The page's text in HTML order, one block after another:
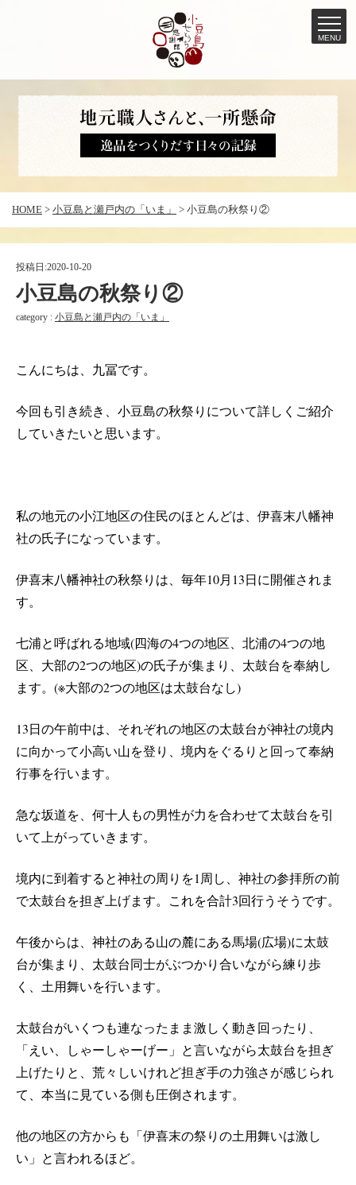
へ
MENU
HOME > 小豆島と瀬戸内の「いま」 > 小豆島の秋祭り②
投稿日:2020-10-20
小豆島の秋祭り②
category : 小豆島と瀬戸内の「いま」
こんにちは、九冨です。
今回も引き続き、小豆島の秋祭りについて詳しくご紹介
していきたいと思います。
私の地元の小江地区の住民のほとんどは、伊喜末八幡神
社の氏子になっています。
伊喜末八幡神社の秋祭りは、毎年10月 13日に開催されま
す。
七浦と呼ばれる地域(四海の4つの地区、北浦の4つの地
区、大部の2つの地区)の氏子が集まり、太鼓台を奉納し
ます。 (※大部の2つの地区は太鼓台なし)
13日の午前中は、それぞれの地区の太鼓台が神社の境内
に向かって小高い山を登り、境内をぐるりと回って奉納
行事を行います。
急な坂道を、何十人もの男性が力を合わせて太鼓台を引
いて上がっていきます。
境内に到着すると神社の周りを1 周し、神社の参拝所の前
で太鼓台を担ぎ上げます。これを合計3回行うそうです。
午後からは、神社のある山の麓にある馬場(広場)に太鼓
台が集まり、太鼓台同士がぶつかり合いながら練り歩
く、土用舞いを行います。
太鼓台がいくつも連なったまま激しく動き回ったり、
「えい、しゃーしゃーげー」と言いながら太鼓台を担ぎ
上げたりと、荒々しいけれど担ぎ手の力強さが感じられ
て、本当に見ている側も圧倒されます。
他の地区の方からも「伊喜末の祭りの土用舞いは激し
い」と言われるほど。